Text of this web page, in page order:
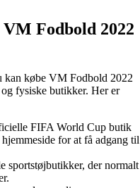
VM Fodbold 2022
kan købe VM Fodbold 2022
fysiske butikker. Her er
FIFA World Cup butik
for at få adgang til
sportstøjbutikker, der normalt